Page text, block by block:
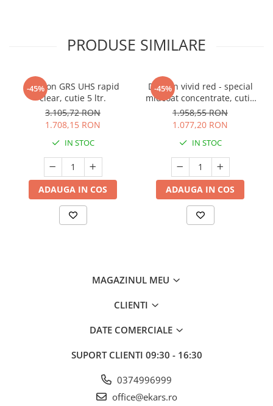
PRODUSE SIMILARE
-45%
Deltron GRS UHS rapid
clear, cutie 5 ltr.
3.105,72 RON
1.708,15 RON
IN STOC
ADAUGA IN COS
-45%
Deltron vivid red - special
midcoat concentrate, cutie
0,330 ltr.
1.958,55 RON
1.077,20 RON
IN STOC
ADAUGA IN COS
MAGAZINUL MEU
CLIENTI
DATE COMERCIALE
SUPORT CLIENTI 09:30 - 16:30
0374996999
office@ekars.ro